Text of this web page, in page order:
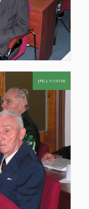
JPG | 315.85 KB